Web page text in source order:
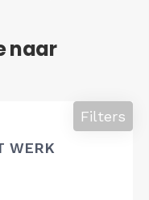
naar
WERK
Filters